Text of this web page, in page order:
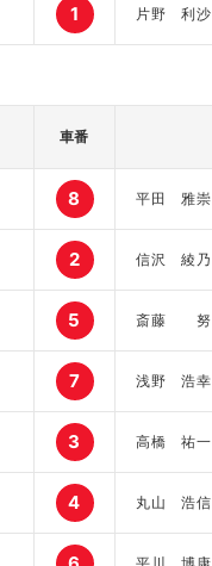
1 片野 利沙
車番
8 平田 雅崇
2 信沢 綾乃
5 斎藤 努
7 浅野 浩幸
3 高橋 祐一
4 丸山 浩信